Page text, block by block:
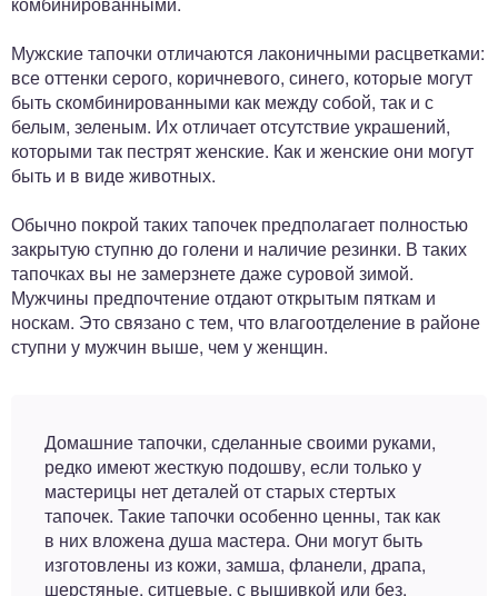
Мужские тапочки отличаются лаконичными расцветками:
все оттенки серого, коричневого, синего, которые могут
быть скомбинированными как между собой, так и с
белым, зеленым. Их отличает отсутствие украшений,
которыми так пестрят женские. Как и женские они могут
быть и в виде животных.
Обычно покрой таких тапочек предполагает полностью
закрытую ступню до голени и наличие резинки. В таких
тапочках вы не замерзнете даже суровой зимой.
Мужчины предпочтение отдают открытым пяткам и
носкам. Это связано с тем, что влагоотделение в районе
ступни у мужчин выше, чем у женщин.
Домашние тапочки, сделанные своими руками,
редко имеют жесткую подошву, если только у
мастерицы нет деталей от старых стертых
тапочек. Такие тапочки особенно ценны, так как
в них вложена душа мастера. Они могут быть
изготовлены из кожи, замша, фланели, драпа,
шерстяные, ситцевые, с вышивкой или без.